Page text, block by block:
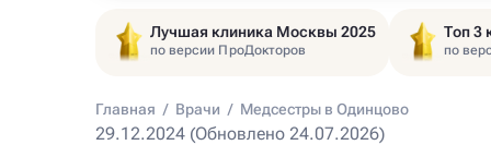
Лучшая клиника Москвы 2025
по версии ПроДокторов
Топ 3
по
Главная / Врачи / Медсестры в Одинцово
29.12.2024 (Обновлено 24.07.2026)